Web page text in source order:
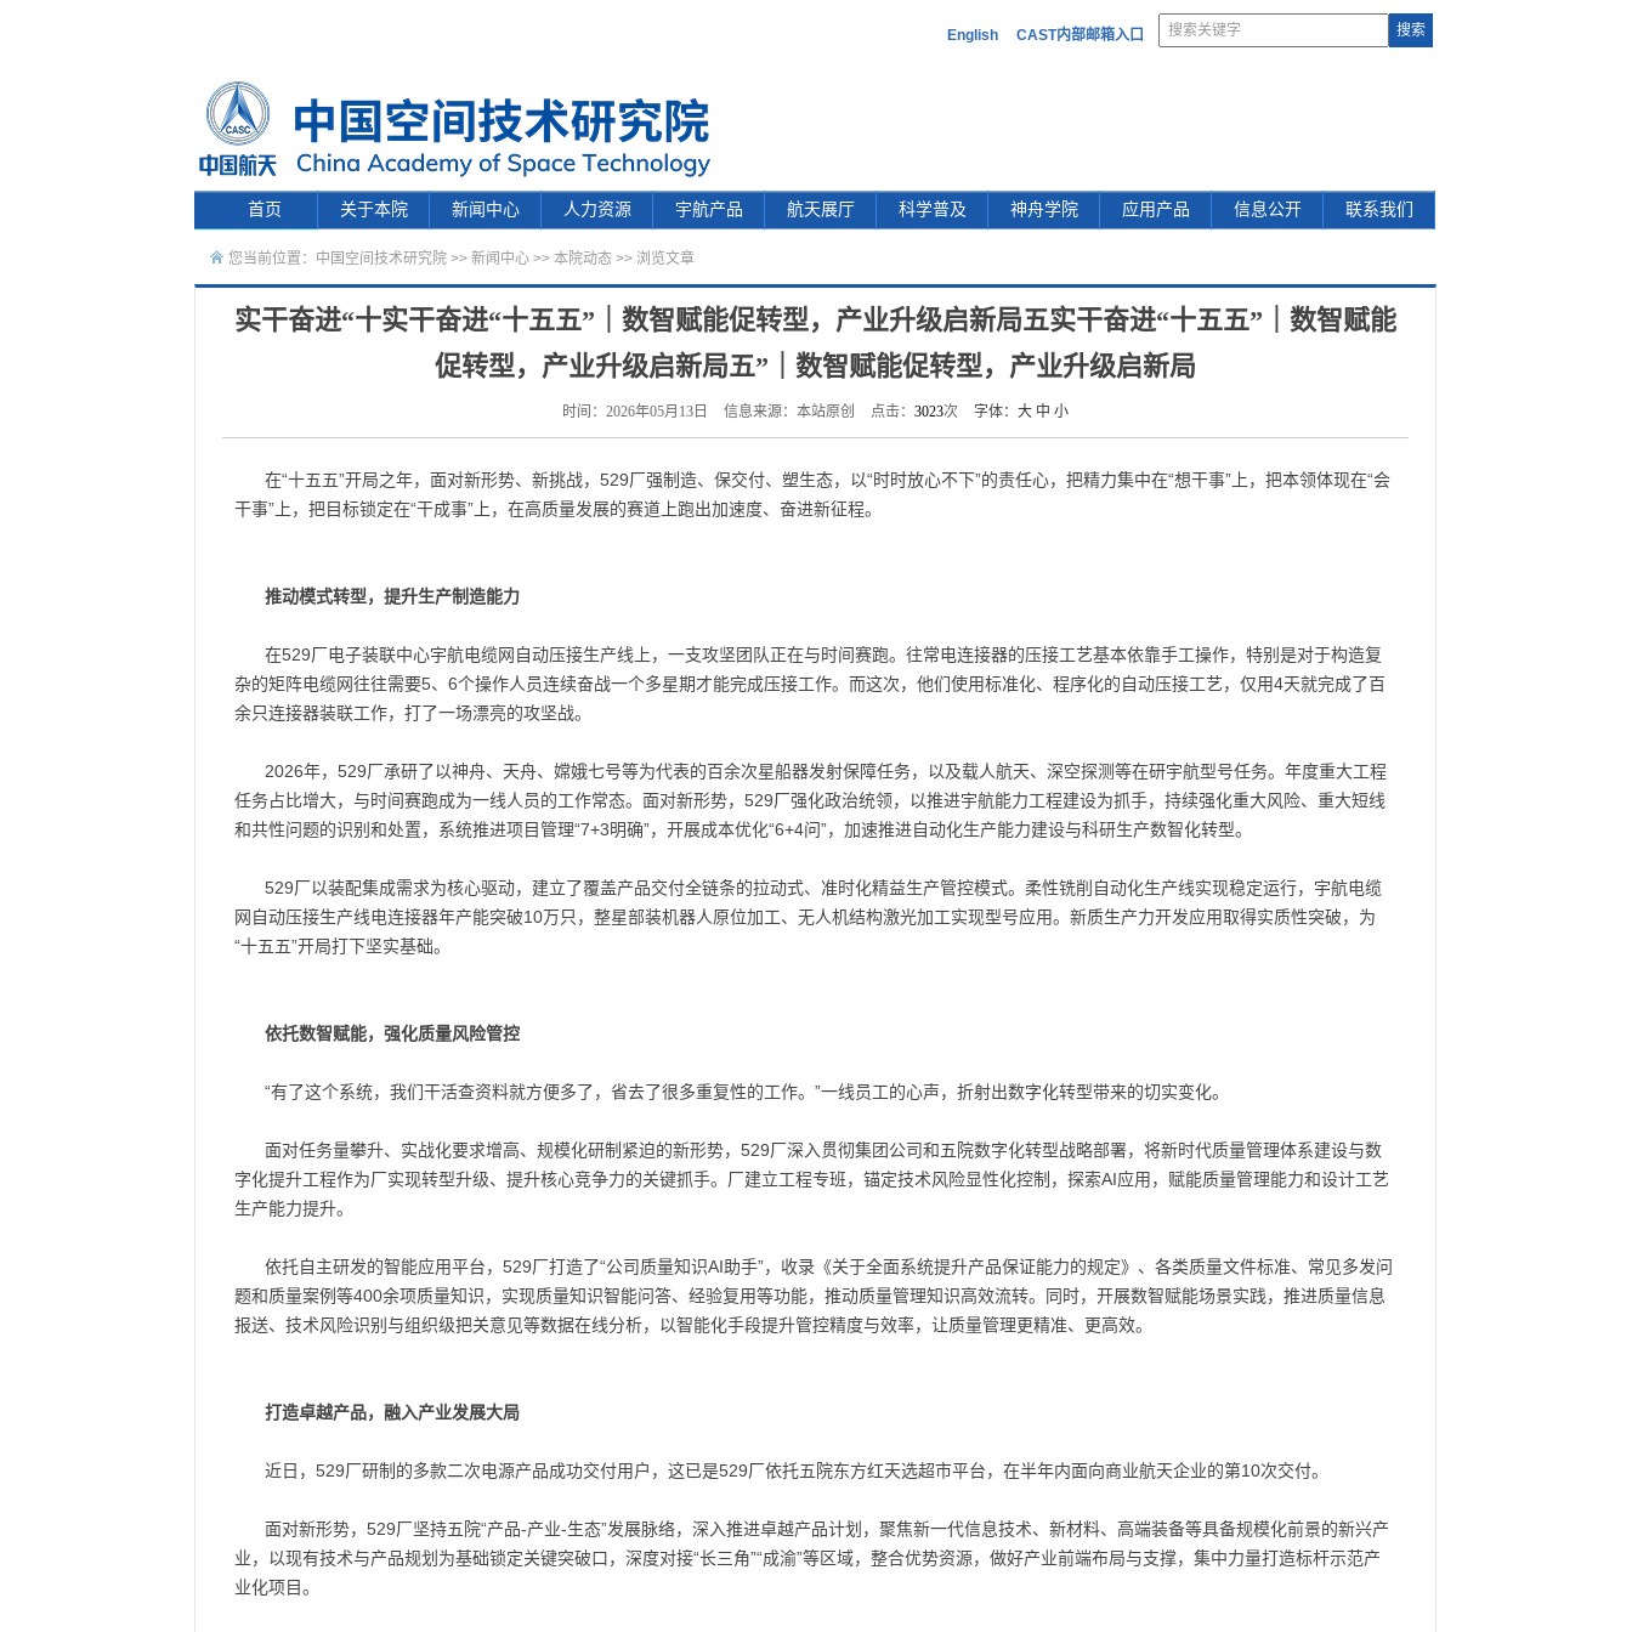
English CAST内部邮箱入口
首页 关于本院 新闻中心 人力资源 宇航产品 航天展厅 科学普及 神舟学院 应用产品 信息公开 联系我们
您当前位置： 中国空间技术研究院 >> 新闻中心 >> 本院动态 >> 浏览文章
实干奋进“十实干奋进“十五五”｜数智赋能促转型，产业升级启新局五实干奋进“十五五”｜数智赋能
促转型，产业升级启新局五”｜数智赋能促转型，产业升级启新局
时间：2026年05月13日 信息来源：本站原创 点击： 3023次 字体： 大 中 小
在“十五五”开局之年，面对新形势、新挑战，529厂强制造、保交付、塑生态，以“时时放心不下”的责任心，把精力集中在“想干事”上，把本领体现在“会
干事”上，把目标锁定在“干成事”上，在高质量发展的赛道上跑出加速度、奋进新征程。
推动模式转型，提升生产制造能力
在529厂电子装联中心宇航电缆网自动压接生产线上，一支攻坚团队正在与时间赛跑。往常电连接器的压接工艺基本依靠手工操作，特别是对于构造复
杂的矩阵电缆网往往需要5、6个操作人员连续奋战一个多星期才能完成压接工作。而这次，他们使用标准化、程序化的自动压接工艺，仅用4天就完成了百
余只连接器装联工作，打了一场漂亮的攻坚战。
2026年，529厂承研了以神舟、天舟、嫦娥七号等为代表的百余次星船器发射保障任务，以及载人航天、深空探测等在研宇航型号任务。年度重大工程
任务占比增大，与时间赛跑成为一线人员的工作常态。面对新形势，529厂强化政治统领，以推进宇航能力工程建设为抓手，持续强化重大风险、重大短线
和共性问题的识别和处置，系统推进项目管理“7+3明确”，开展成本优化“6+4问”，加速推进自动化生产能力建设与科研生产数智化转型。
529厂以装配集成需求为核心驱动，建立了覆盖产品交付全链条的拉动式、准时化精益生产管控模式。柔性铣削自动化生产线实现稳定运行，宇航电缆
网自动压接生产线电连接器年产能突破10万只，整星部装机器人原位加工、无人机结构激光加工实现型号应用。新质生产力开发应用取得实质性突破，为
“十五五”开局打下坚实基础。
依托数智赋能，强化质量风险管控
“有了这个系统，我们干活查资料就方便多了，省去了很多重复性的工作。”一线员工的心声，折射出数字化转型带来的切实变化。
面对任务量攀升、实战化要求增高、规模化研制紧迫的新形势，529厂深入贯彻集团公司和五院数字化转型战略部署，将新时代质量管理体系建设与数
字化提升工程作为厂实现转型升级、提升核心竞争力的关键抓手。厂建立工程专班，锚定技术风险显性化控制，探索AI应用，赋能质量管理能力和设计工艺
生产能力提升。
依托自主研发的智能应用平台，529厂打造了“公司质量知识AI助手”，收录《关于全面系统提升产品保证能力的规定》、各类质量文件标准、常见多发问
题和质量案例等400余项质量知识，实现质量知识智能问答、经验复用等功能，推动质量管理知识高效流转。同时，开展数智赋能场景实践，推进质量信息
报送、技术风险识别与组织级把关意见等数据在线分析，以智能化手段提升管控精度与效率，让质量管理更精准、更高效。
打造卓越产品，融入产业发展大局
近日，529厂研制的多款二次电源产品成功交付用户，这已是529厂依托五院东方红天选超市平台，在半年内面向商业航天企业的第10次交付。
面对新形势，529厂坚持五院“产品-产业-生态”发展脉络，深入推进卓越产品计划，聚焦新一代信息技术、新材料、高端装备等具备规模化前景的新兴产
业，以现有技术与产品规划为基础锁定关键突破口，深度对接“长三角”“成渝”等区域，整合优势资源，做好产业前端布局与支撑，集中力量打造标杆示范产
业化项目。